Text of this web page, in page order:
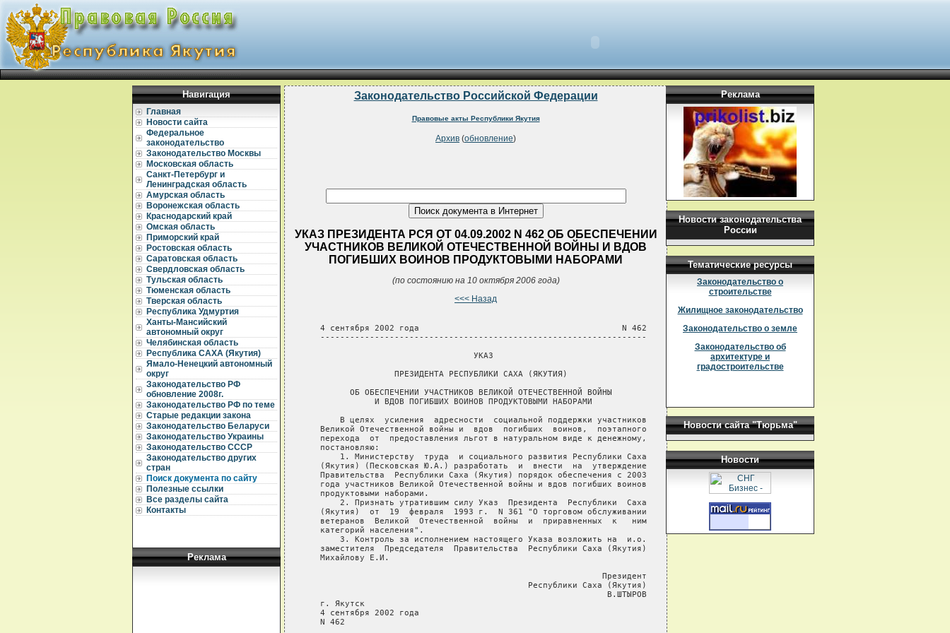
Навигация
Главная
Новости сайта
Федеральное
законодательство
Законодательство Москвы
Московская область
Санкт-Петербург и
Ленинградская область
Амурская область
Воронежская область
Краснодарский край
Омская область
Приморский край
Ростовская область
Саратовская область
Свердловская область
Тульская область
Тюменская область
Тверская область
Республика Удмуртия
Ханты-Мансийский
автономный округ
Челябинская область
Республика САХА (Якутия)
Ямало-Ненецкий автономный
округ
Законодательство РФ
обновление 2008г.
Законодательство РФ по теме
Старые редакции закона
Законодательство Беларуси
Законодательство Украины
Законодательство СССР
Законодательство других
стран
Поиск документа по сайту
Полезные ссылки
Все разделы сайта
Контакты
Реклама
Законодательство Российской Федерации
Правовые акты Республики Якутия
Архив (обновление)
УКАЗ ПРЕЗИДЕНТА РСЯ ОТ 04.09.2002 N 462 ОБ ОБЕСПЕЧЕНИИ
УЧАСТНИКОВ ВЕЛИКОЙ ОТЕЧЕСТВЕННОЙ ВОЙНЫ И ВДОВ
ПОГИБШИХ ВОИНОВ ПРОДУКТОВЫМИ НАБОРАМИ
(по состоянию на 10 октября 2006 года)
<<< Назад
   4 сентября 2002 года                                         N 462
   ------------------------------------------------------------------
                                  УКАЗ
                  ПРЕЗИДЕНТА РЕСПУБЛИКИ САХА (ЯКУТИЯ)
         ОБ ОБЕСПЕЧЕНИИ УЧАСТНИКОВ ВЕЛИКОЙ ОТЕЧЕСТВЕННОЙ ВОЙНЫ
              И ВДОВ ПОГИБШИХ ВОИНОВ ПРОДУКТОВЫМИ НАБОРАМИ
       В целях  усиления  адресности  социальной поддержки участников
   Великой Отечественной войны и  вдов  погибших  воинов,  поэтапного
   перехода  от  предоставления льгот в натуральном виде к денежному,
   постановляю:
       1. Министерству  труда  и социального развития Республики Саха
   (Якутия) (Песковская Ю.А.) разработать  и  внести  на  утверждение
   Правительства  Республики Саха (Якутия) порядок обеспечения с 2003
   года участников Великой Отечественной войны и вдов погибших воинов
   продуктовыми наборами.
       2. Признать утратившим силу Указ  Президента  Республики  Саха
   (Якутия)  от  19  февраля  1993 г.  N 361 "О торговом обслуживании
   ветеранов  Великой  Отечественной  войны  и  приравненных  к   ним
   категорий населения".
       3. Контроль за исполнением настоящего Указа возложить на  и.о.
   заместителя  Председателя  Правительства  Республики Саха (Якутия)
   Михайлову Е.И.
                                                            Президент
                                             Республики Саха (Якутия)
                                                             В.ШТЫРОВ
   г. Якутск
   4 сентября 2002 года
   N 462
Реклама
Новости законодательства
России
Тематические ресурсы
Законодательство о
строительстве
Жилищное законодательство
Законодательство о земле
Законодательство об
архитектуре и
градостроительстве
Новости сайта "Тюрьма"
Новости